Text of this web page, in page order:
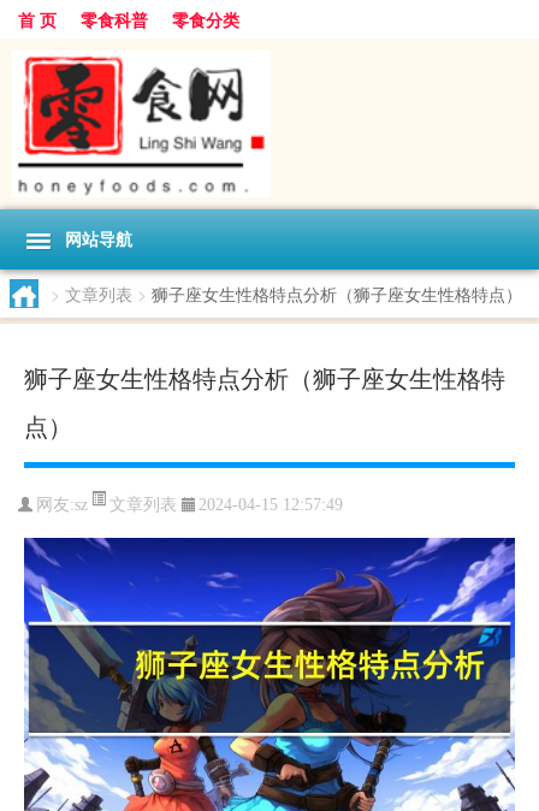
首 页 零食科普 零食分类
网站导航
> 文章列表 > 狮子座女生性格特点分析（狮子座女生性格特点）
狮子座女生性格特点分析（狮子座女生性格特
点）
网友:sz 文章列表 2024-04-15 12:57:49